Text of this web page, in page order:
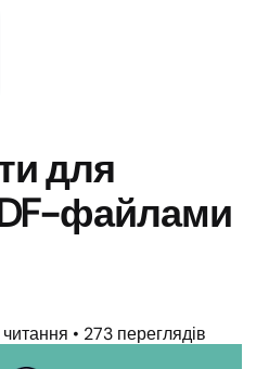
для
файлами
читання • 273 переглядів